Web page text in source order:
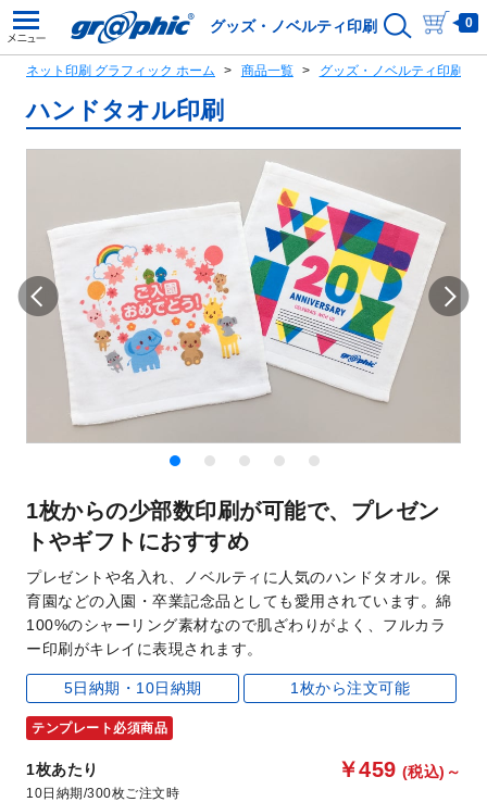
グッズ・ノベルティ印刷 0
ネット印刷 グラフィック ホーム 商品一覧 グッズ・ノベルティ印刷商
ハンドタオル印刷
1枚からの少部数印刷が可能で、プレゼン
トやギフトにおすすめ
プレゼントや名入れ、ノベルティに人気のハンドタオル。保
育園などの入園・卒業記念品としても愛用されています。綿
100%のシャーリング素材なので肌ざわりがよく、フルカラ
ー印刷がキレイに表現されます。
5日納期・10日納期 1枚から注文可能
テンプレート必須商品
1枚あたり ￥459 (税込) ～
10日納期 300枚ご注文時